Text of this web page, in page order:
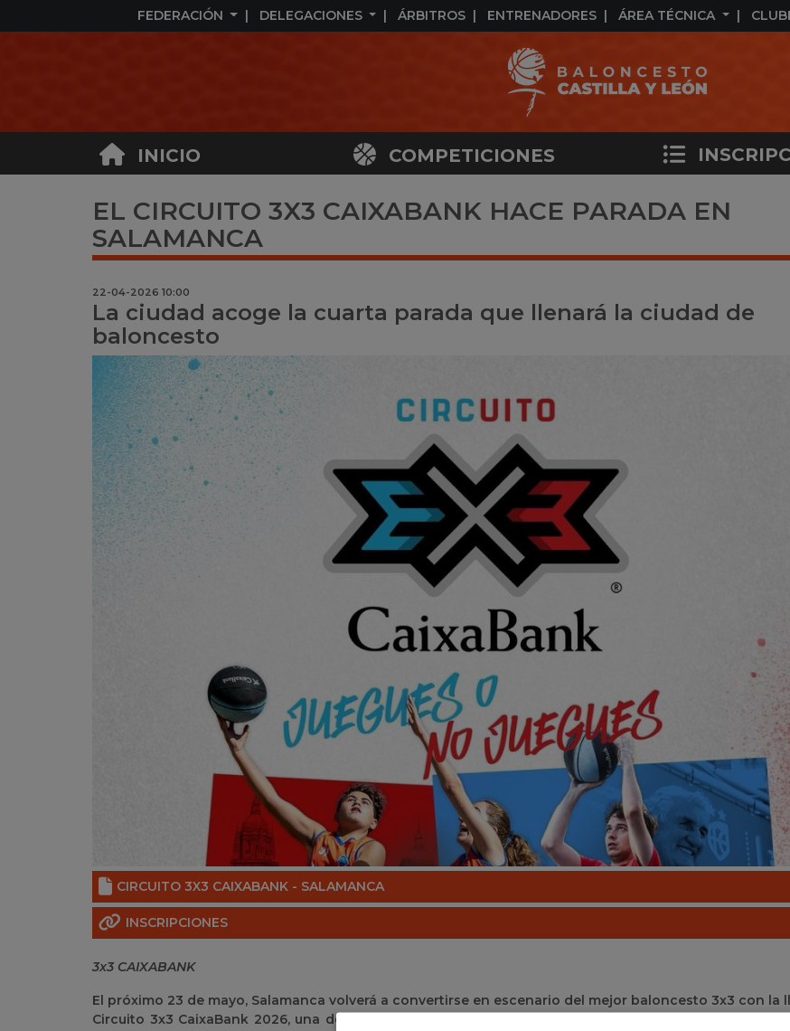
FEDERACIÓN DELEGACIONES ÁRBITROS ENTRENADORES ÁREA TÉCNICA
INICIO COMPETICIONES
EL CIRCUITO 3X3 CAIXABANK HACE PARADA EN
SALAMANCA
22-04-2026 10:00
La ciudad acoge la cuarta parada que llenará la ciudad de
baloncesto
CIRCUITO 3X3 CAIXABANK - SALAMANCA
INSCRIPCIONES
3x3 CAIXABANK
El próximo 23 de mayo, Salamanca volverá a convertirse en escenario del mejor baloncesto 3x3 con la
Circuito 3x3 CaixaBank 2026, una de las grandes referencias del baloncesto urbano a nivel nacional.